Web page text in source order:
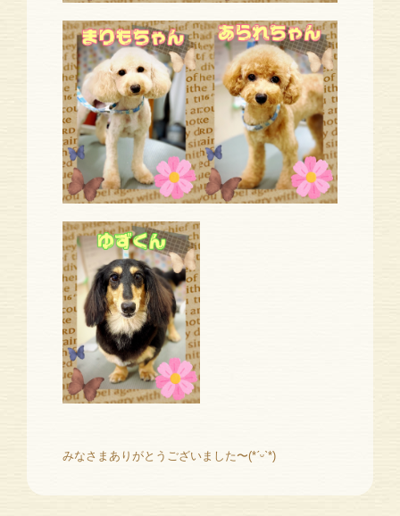
みなさまありがとうございました〜(*ˊᵕˋ*)